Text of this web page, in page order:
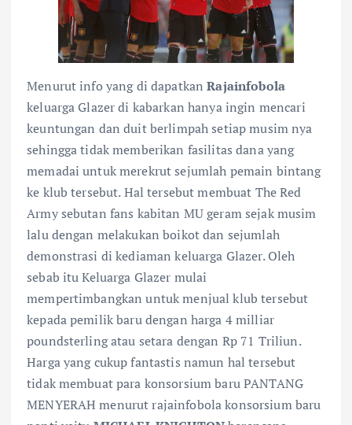
Menurut info yang di dapatkanRajainfobola
keluarga Glazer di kabarkan hanya ingin mencari
keuntungan dan duit berlimpah setiap musim nya
sehingga tidak memberikan fasilitas dana yang
memadai untuk merekrut sejumlah pemain bintang
ke klub tersebut. Hal tersebut membuat The Red
Army sebutan fans kabitan MU geram sejak musim
lalu dengan melakukan boikot dan sejumlah
demonstrasi di kediaman keluarga Glazer. Oleh
sebab itu Keluarga Glazer mulai
mempertimbangkan untuk menjual klub tersebut
kepada pemilik baru dengan harga 4 milliar
poundsterling atau setara dengan Rp 71 Triliun.
Harga yang cukup fantastis namun hal tersebut
tidak membuat para konsorsium baru PANTANG
MENYERAH menurut rajainfobola konsorsium baru